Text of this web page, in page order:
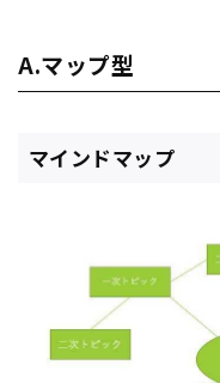
A.マップ型
マインドマップ